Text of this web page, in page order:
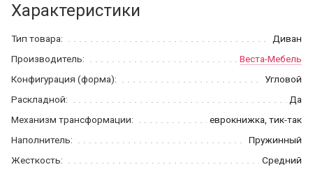
Характеристики
Тип товара:
Диван
Производитель:
Веста-Мебель
Конфигурация (форма):
Угловой
Раскладной:
Да
Механизм трансформации:
еврокнижка, тик-так
Наполнитель:
Пружинный
Жесткость:
Средний